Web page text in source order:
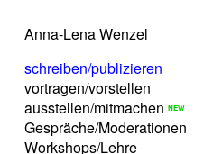
Anna-Lena Wenzel
schreiben/publizieren
vortragen/vorstellen
ausstellen/mitmachen
Gespräche/Moderationen
Workshops/Lehre